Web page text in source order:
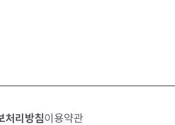
처리방침이용약관